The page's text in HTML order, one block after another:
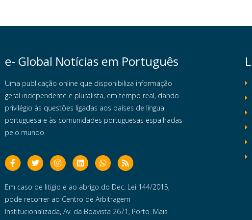
e- Global Notícias em Português
Uma publicação online que disponibiliza informação
geral independente e pluralista, em tempo real, dando
privilégio às questões ligadas aos países de língua
portuguesa e às comunidades portuguesas espalhadas
pelo mundo.
Em caso de litigio e ao abrigo do Dec. Lei 144/2015,
pode recorrer ao Centro de Arbitragem
Institucionalizada, Av. da Boavista 2671, Porto. Mais